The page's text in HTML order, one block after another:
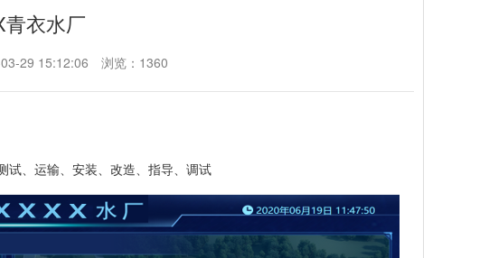
衣水厂
29 15:12:06 浏览：1360
试、运输、安装、改造、指导、调试